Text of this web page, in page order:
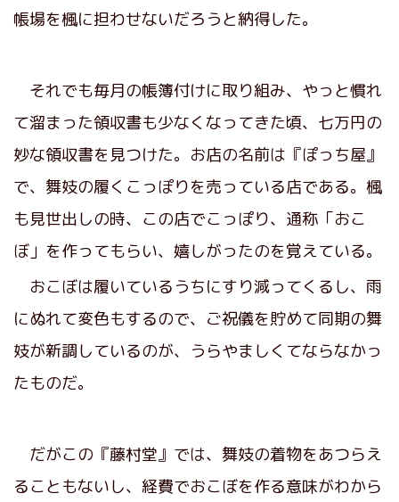
帳場を楓に担わせないだろうと納得した。
それでも毎月の帳簿付けに取り組み、やっと慣れ
て溜まった領収書も少なくなってきた頃、七万円の
妙な領収書を見つけた。お店の名前は『ぽっち屋』
で、舞妓の履くこっぽりを売っている店である。楓
も見世出しの時、この店でこっぽり、通称「おこ
ぼ」を作ってもらい、嬉しがったのを覚えている。
おこぼは履いているうちにすり減ってくるし、雨
にぬれて変色もするので、ご祝儀を貯めて同期の舞
妓が新調しているのが、うらやましくてならなかっ
たものだ。
だがこの『藤村堂』では、舞妓の着物をあつらえ
ることもないし、経費でおこぼを作る意味がわから